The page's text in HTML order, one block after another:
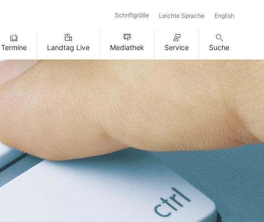
Schriftgröße Leichte Sprache English
Termine Landtag Live Mediathek Service Suche